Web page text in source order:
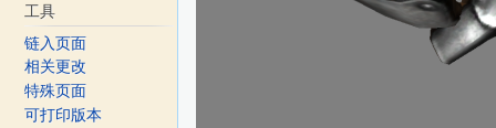
工具
链入页面
相关更改
特殊页面
可打印版本